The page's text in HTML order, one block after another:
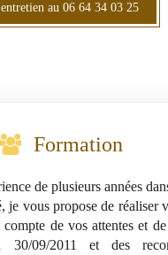
au 06 64 34 03 25
Formation
de plusieurs années
je vous propose de réaliser
de vos attentes et
09/2011 et des